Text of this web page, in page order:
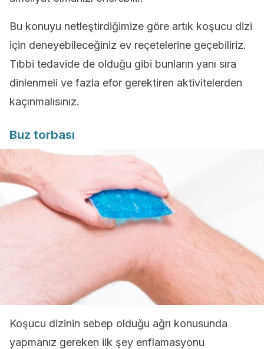
Bu konuyu netleştirdiğimize göre artık koşucu dizi
için deneyebileceğiniz ev reçetelerine geçebiliriz.
Tıbbi tedavide de olduğu gibi bunların yanı sıra
dinlenmeli ve fazla efor gerektiren aktivitelerden
kaçınmalısınız.
Buz torbası
Koşucu dizinin sebep olduğu ağrı konusunda
yapmanız gereken ilk şey enflamasyonu